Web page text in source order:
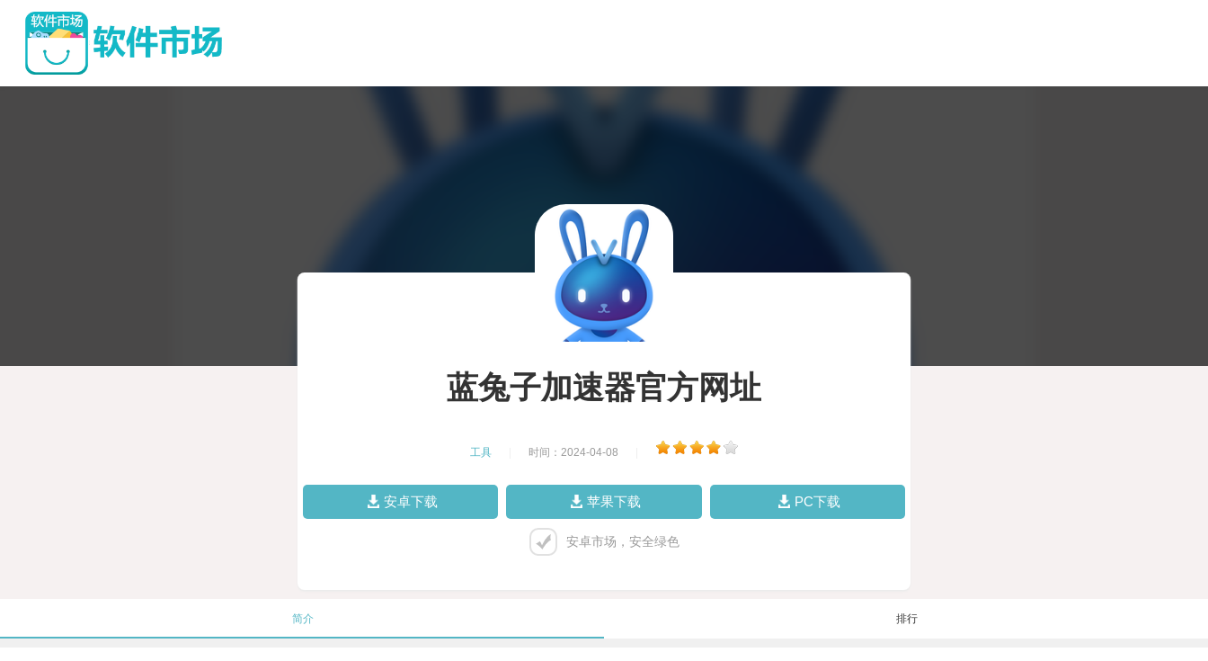
蓝兔子加速器官方网址
工具 时间：2024-04-08
安卓下载 苹果下载 PC下载
安卓市场，安全绿色
简介 排行